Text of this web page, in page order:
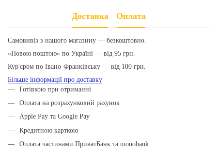
Доставка Оплата
Самовивіз з нашого магазину — безкоштовно.
«Новою поштою» по Україні — від 95 грн.
Кур'єром по Івано-Франківську — від 100 грн.
Більше інформації про доставку
Готівкою при отриманні
Оплата на розрахунковий рахунок
Apple Pay та Google Pay
Кредитною карткою
Оплата частинами ПриватБанк та monobank